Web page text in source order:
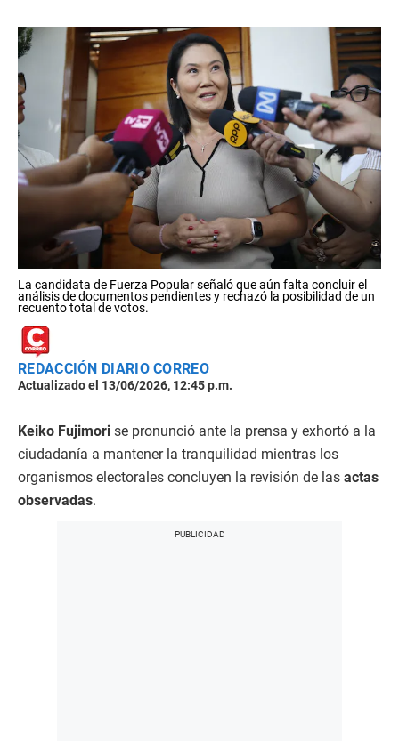
La candidata de Fuerza Popular señaló que aún falta concluir el
análisis de documentos pendientes y rechazó la posibilidad de un
recuento total de votos.
REDACCIÓN DIARIO CORREO
Actualizado el 13/06/2026, 12:45 p.m.
Keiko Fujimori se pronunció ante la prensa y exhortó a la
ciudadanía a mantener la tranquilidad mientras los
organismos electorales concluyen la revisión de las actas
observadas.